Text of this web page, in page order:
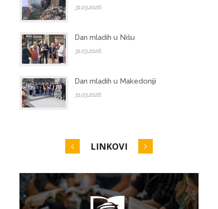
31.03.2026.
Dan mladih u Nišu
31.03.2026.
Dan mladih u Makedoniji
31.03.2026.
LINKOVI